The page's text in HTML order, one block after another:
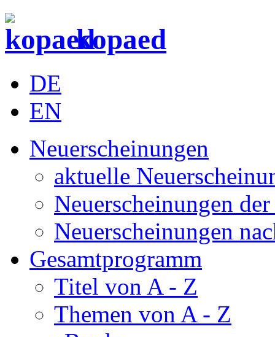
kopaed
DE
EN
Neuerscheinungen
aktuelle
Neuerscheinungen
Neuerscheinungen
Gesamtprogramm
Titel von A - Z
Themen von A - Z